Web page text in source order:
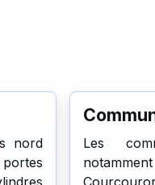
nord
Les